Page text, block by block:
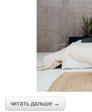
читать дальше →